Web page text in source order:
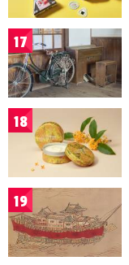
17
18
19